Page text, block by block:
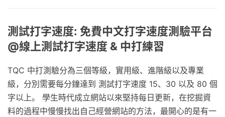
測試打字速度: 免費中文打字速度測驗平台
@線上測試打字速度 & 中打練習
TQC 中打測驗分為三個等級，實用級、進階級以及專業
級，分別需要每分鐘達到 測試打字速度 15、30 以及 80 個
字以上。 學生時代成立網站以來堅持每日更新，在挖掘資
料的過程中慢慢找出自己經營網站的方法，最開心的是有一